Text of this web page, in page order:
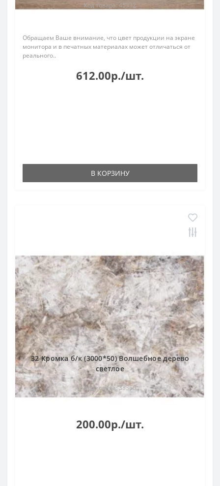
Код товара: 45332
Обращаем Ваше внимание, что цвет продукции на экране
монитора и в печатных материалах может отличаться от
реального..
612.00р./шт.
В КОРЗИНУ
32 Кромка б/к (3000*50) Волшебное дерево
светлое
Код товара: 38360
200.00р./шт.